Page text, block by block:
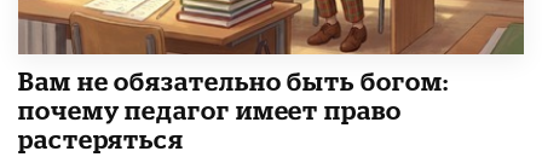
​Вам не обязательно быть богом:
почему педагог имеет право
растеряться